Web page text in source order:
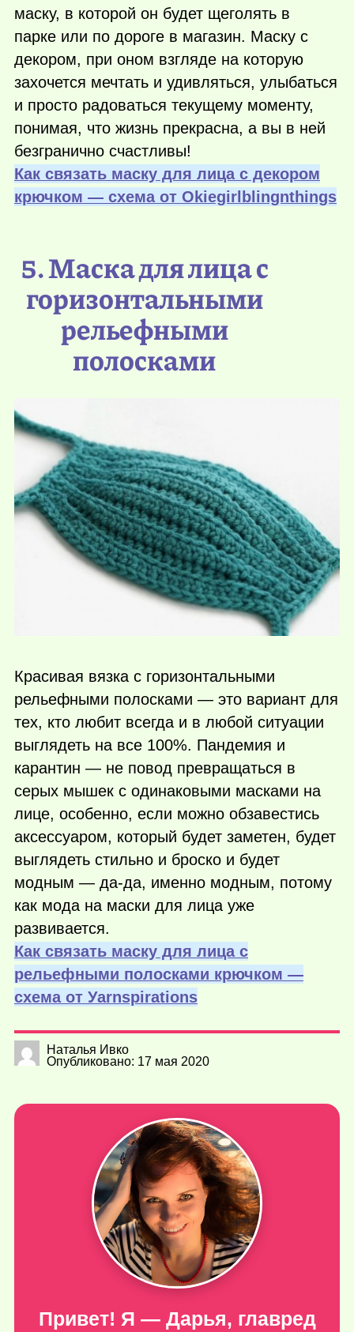
маску, в которой он будет щеголять в
парке или по дороге в магазин. Маску с
декором, при оном взгляде на которую
захочется мечтать и удивляться, улыбаться
и просто радоваться текущему моменту,
понимая, что жизнь прекрасна, а вы в ней
безгранично счастливы!
Как связать маску для лица с декором
крючком — схема от Оkiegirlblingnthings
5. Маска для лица с
горизонтальными
рельефными
полосками
Красивая вязка с горизонтальными
рельефными полосками — это вариант для
тех, кто любит всегда и в любой ситуации
выглядеть на все 100%. Пандемия и
карантин — не повод превращаться в
серых мышек с одинаковыми масками на
лице, особенно, если можно обзавестись
аксессуаром, который будет заметен, будет
выглядеть стильно и броско и будет
модным — да-да, именно модным, потому
как мода на маски для лица уже
развивается.
Как связать маску для лица с
рельефными полосками крючком —
схема от Уarnspirations
Наталья Ивко
Опубликовано: 17 мая 2020
Привет! Я — Дарья, главред